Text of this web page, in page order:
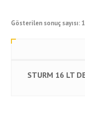
Gösterilen sonuç sayısı: 1
STURM 16 LT